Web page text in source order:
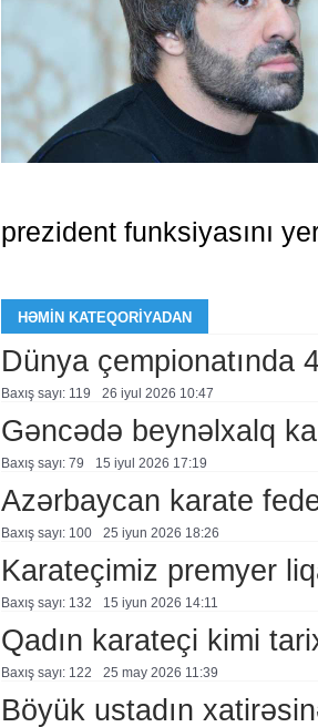
prezident funksiyasını
HƏMIN KATEQORIYADAN
Dünya çempionatında
Baxış sayı: 119 26 i̇yul 2026 10:47
Gəncədə beynəlxalq
Baxış sayı: 79 15 i̇yul 2026 17:19
Azərbaycan karate
Baxış sayı: 100 25 i̇yun 2026 18:26
Karateçimiz premyer
Baxış sayı: 132 15 i̇yun 2026 14:11
Qadın karateçi kimi
Baxış sayı: 122 25 may 2026 11:39
Böyük ustadın